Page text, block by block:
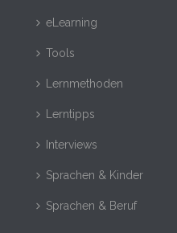
eLearning
Tools
Lernmethoden
Lerntipps
Interviews
Sprachen & Kinder
Sprachen & Beruf